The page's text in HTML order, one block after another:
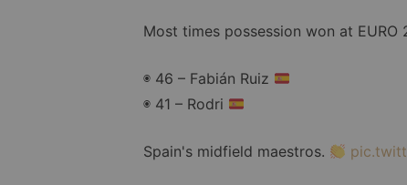
Most times possession won at EURO
◉ 46 – Fabián Ruiz
◉ 41 – Rodri
Spain's midfield maestros.